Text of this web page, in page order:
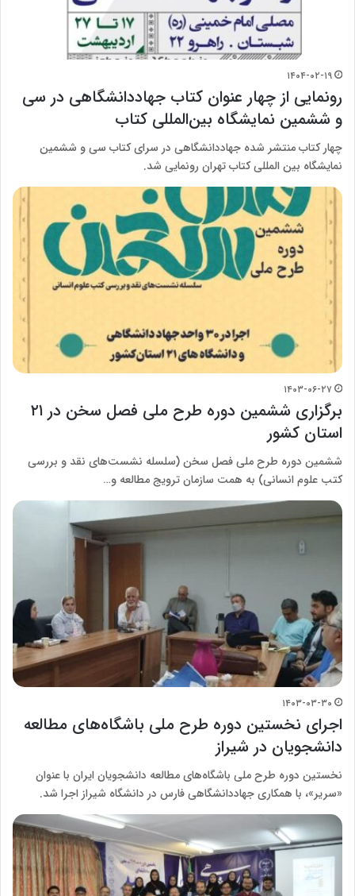
۱۴۰۴-۰۲-۱۹
رونمایی از چهار عنوان کتاب جهاددانشگاهی در سی
و ششمین نمایشگاه بین‌المللی کتاب
چهار کتاب منتشر شده جهاددانشگاهی در سرای کتاب سی و ششمین
نمایشگاه بین المللی کتاب تهران رونمایی شد.
۱۴۰۳-۰۶-۲۷
برگزاری ششمین دوره طرح ملی فصل سخن در ۲۱
استان کشور
ششمین دوره طرح ملی فصل سخن (سلسله نشست‌های نقد و بررسی
کتب علوم انسانی) به همت سازمان ترویج مطالعه و…
۱۴۰۳-۰۳-۳۰
اجرای نخستین دوره طرح ملی باشگاه‌های مطالعه
دانشجویان در شیراز
نخستین دوره طرح ملی باشگاه‌های مطالعه دانشجویان ایران با عنوان
«سریر»، با همکاری جهاددانشگاهی فارس در دانشگاه شیراز اجرا شد.